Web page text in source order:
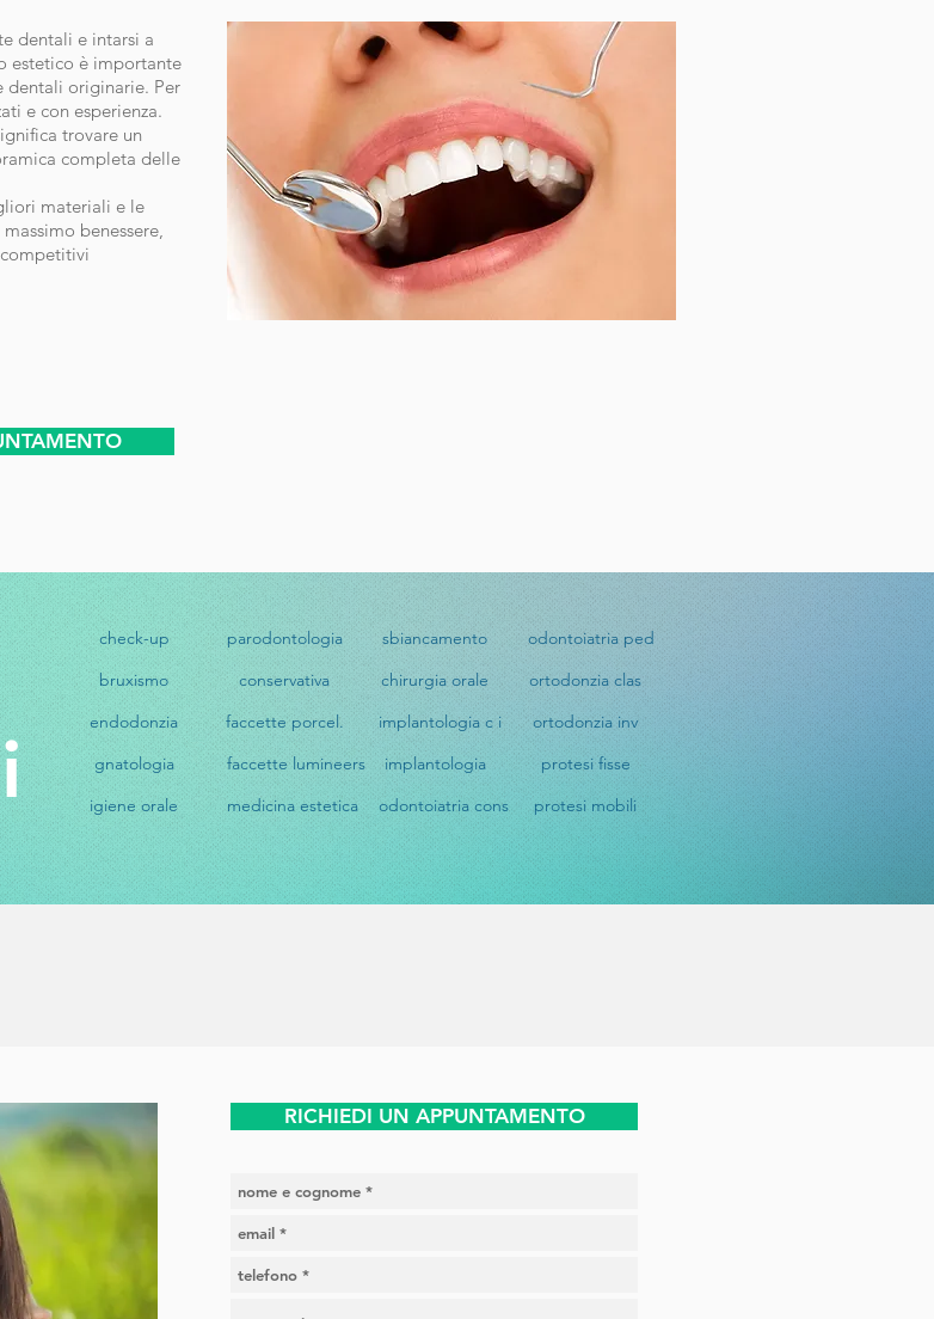
dentali e intarsi a
estetico è importante
dentali originarie. Per
e con esperienza.
trovare un
completa delle
materiali e le
benessere,
check-up parodontologia sbiancamento
odontoiatria ped
bruxismo
conservativa chirurgia orale
ortodonzia clas
endodonzia
faccette porcel. implantologia c i
ortodonzia inv
gnatologia
faccette lumineers implantologia
protesi fisse
igiene orale
medicina estetica odontoiatria cons protesi mobili
RICHIEDI UN APPUNTAMENTO